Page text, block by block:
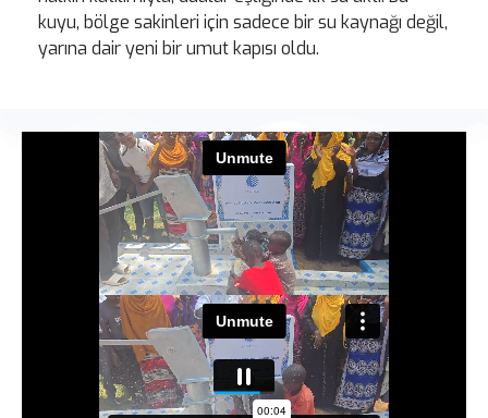
kuyu, bölge sakinleri için sadece bir su kaynağı değil,
yarına dair yeni bir umut kapısı oldu.